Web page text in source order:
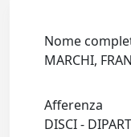
Nome
MARCHI,
Afferenza
DISCI -